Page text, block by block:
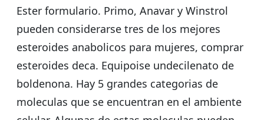
Ester formulario. Primo, Anavar y Winstrol
pueden considerarse tres de los mejores
esteroides anabolicos para mujeres, comprar
esteroides deca. Equipoise undecilenato de
boldenona. Hay 5 grandes categorias de
moleculas que se encuentran en el ambiente